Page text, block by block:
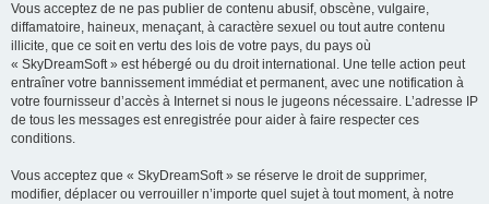
Vous acceptez de ne pas publier de contenu abusif, obscène, vulgaire,
diffamatoire, haineux, menaçant, à caractère sexuel ou tout autre contenu
illicite, que ce soit en vertu des lois de votre pays, du pays où
« SkyDreamSoft » est hébergé ou du droit international. Une telle action peut
entraîner votre bannissement immédiat et permanent, avec une notification à
votre fournisseur d’accès à Internet si nous le jugeons nécessaire. L’adresse IP
de tous les messages est enregistrée pour aider à faire respecter ces
conditions.
Vous acceptez que « SkyDreamSoft » se réserve le droit de supprimer,
modifier, déplacer ou verrouiller n’importe quel sujet à tout moment, à notre